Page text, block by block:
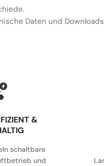
Daten und Downloads
&
schaltbare
und